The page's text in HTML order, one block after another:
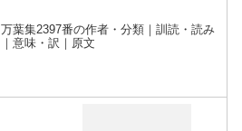
万葉集2397番の作者・分類｜訓読・読み
｜意味・訳｜原文